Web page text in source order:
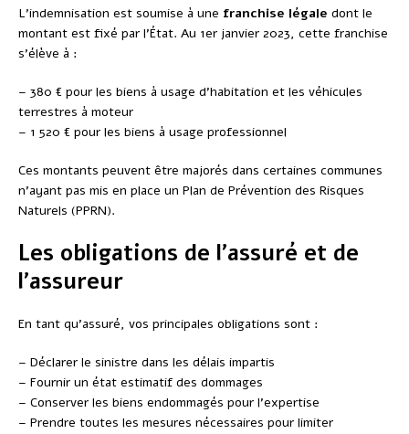
L’indemnisation est soumise à une franchise légale dont le
montant est fixé par l’État. Au 1er janvier 2023, cette franchise
s’élève à :
– 380 € pour les biens à usage d’habitation et les véhicules
terrestres à moteur
– 1 520 € pour les biens à usage professionnel
Ces montants peuvent être majorés dans certaines communes
n’ayant pas mis en place un Plan de Prévention des Risques
Naturels (PPRN).
Les obligations de l’assuré et de
l’assureur
En tant qu’assuré, vos principales obligations sont :
– Déclarer le sinistre dans les délais impartis
– Fournir un état estimatif des dommages
– Conserver les biens endommagés pour l’expertise
– Prendre toutes les mesures nécessaires pour limiter